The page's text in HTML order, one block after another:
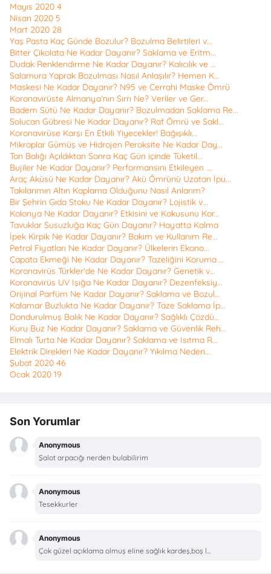
Mayıs 2020 4
Nisan 2020 5
Mart 2020 28
Yaş Pasta Kaç Günde Bozulur? Bozulma Belirtileri v...
Bitter Çikolata Ne Kadar Dayanır? Saklama ve Eritm...
Dudak Renklendirme Ne Kadar Dayanır? Kalıcılık ve ...
Salamura Yaprak Bozulması Nasıl Anlaşılır? Hemen K...
Maskesi Ne Kadar Dayanır? N95 ve Cerrahi Maske Ömrü
Koronavirüste Almanya’nın Sırrı Ne? Veriler ve Ger...
Badem Sütü Ne Kadar Dayanır? Bozulmadan Saklama Re...
Solucan Gübresi Ne Kadar Dayanır? Raf Ömrü ve Sakl...
Koronavirüse Karşı En Etkili Yiyecekler! Bağışıklı...
Mikroplar Gümüş ve Hidrojen Peroksite Ne Kadar Day...
Ton Balığı Açıldıktan Sonra Kaç Gün içinde Tüketil...
Bujiler Ne Kadar Dayanır? Performansını Etkileyen ...
Araç Aküsü Ne Kadar Dayanır? Akü Ömrünü Uzatan İpu...
Takılarımın Altın Kaplama Olduğunu Nasıl Anlarım?
Bir Şehrin Gıda Stoku Ne Kadar Dayanır? Lojistik v...
Kolonya Ne Kadar Dayanır? Etkisini ve Kokusunu Kor...
Tavuklar Susuzluğa Kaç Gün Dayanır? Hayatta Kalma
İpek Kirpik Ne Kadar Dayanır? Bakım ve Kullanım Re...
Petrol Fiyatları Ne Kadar Dayanır? Ülkelerin Ekono...
Çapata Ekmeği Ne Kadar Dayanır? Tazeliğini Koruma ...
Koronavirüs Türkler'de Ne Kadar Dayanır? Genetik v...
Koronavirüs UV Işığa Ne Kadar Dayanır? Dezenfeksiy...
Orijinal Parfüm Ne Kadar Dayanır? Saklama ve Bozul...
Kalamar Buzlukta Ne Kadar Dayanır? Taze Saklama İp...
Dondurulmuş Balık Ne Kadar Dayanır? Sağlıklı Çözdü...
Kuru Buz Ne Kadar Dayanır? Saklama ve Güvenlik Reh...
Elmalı Turta Ne Kadar Dayanır? Saklama ve Isıtma R...
Elektrik Direkleri Ne Kadar Dayanır? Yıkılma Neden...
Şubat 2020 46
Ocak 2020 19
Son Yorumlar
Anonymous
Şalot arpacığı nerden bulabilirim
Anonymous
Tesekkurler
Anonymous
Çok güzel açıklama olmuş eline sağlık kardeş,boş l...